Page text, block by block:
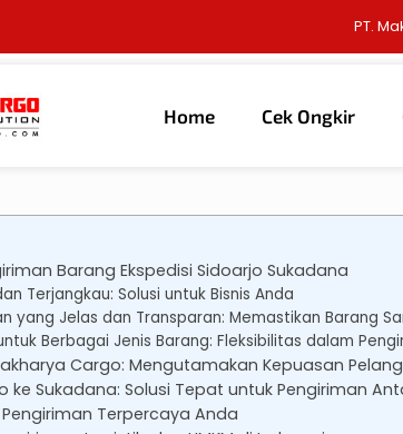
PT.
Home Cek Ongkir
on 31 Januari 2026
Barang Ekspedisi Sidoarjo Sukadana
Terjangkau: Solusi untuk Bisnis Anda
yang Jelas dan Transparan: Memastikan Barang
Berbagai Jenis Barang: Fleksibilitas dalam
Cargo: Mengutamakan Kepuasan
ke Sukadana: Solusi Tepat untuk Pengiriman
Terpercaya Anda